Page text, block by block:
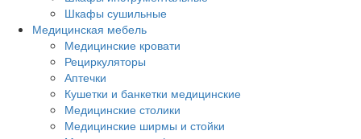
Шкафы сушильные
Медицинская мебель
Медицинские кровати
Рециркуляторы
Аптечки
Кушетки и банкетки медицинские
Медицинские столики
Медицинские ширмы и стойки